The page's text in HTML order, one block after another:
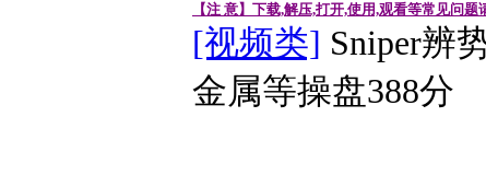
【注 意】下载,解压,打开,使用,观看等常见问
[视频类] Sniper辨
金属等操盘388分